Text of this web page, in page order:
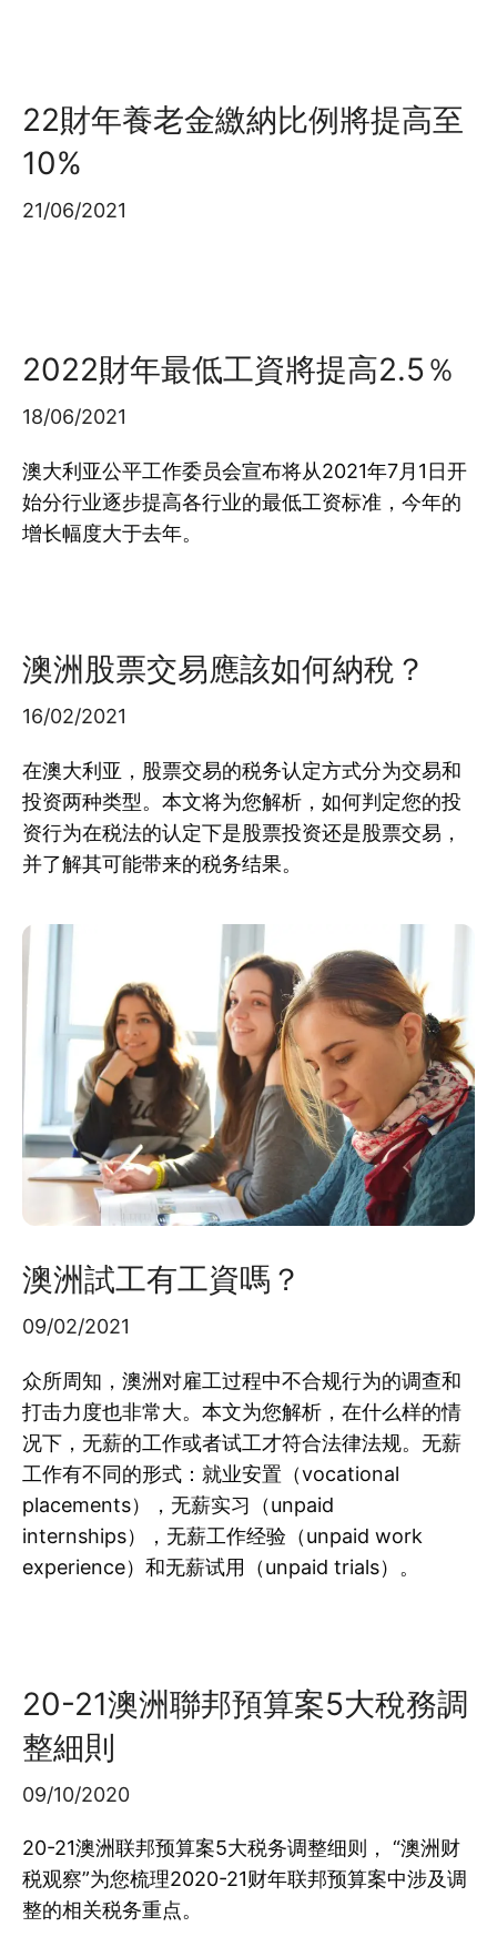
22財年養老金繳納比例將提高至
10%
21/06/2021
2022財年最低工資將提高2.5％
18/06/2021
澳大利亚公平工作委员会宣布将从2021年7月1日开
始分行业逐步提高各行业的最低工资标准，今年的
增长幅度大于去年。
澳洲股票交易應該如何納稅？
16/02/2021
在澳大利亚，股票交易的税务认定方式分为交易和
投资两种类型。本文将为您解析，如何判定您的投
资行为在税法的认定下是股票投资还是股票交易，
并了解其可能带来的税务结果。
澳洲試工有工資嗎？
09/02/2021
众所周知，澳洲对雇工过程中不合规行为的调查和
打击力度也非常大。本文为您解析，在什么样的情
况下，无薪的工作或者试工才符合法律法规。无薪
工作有不同的形式：就业安置（vocational
placements），无薪实习（unpaid
internships），无薪工作经验（unpaid work
experience）和无薪试用（unpaid trials）。
20-21澳洲聯邦預算案5大稅務調
整細則
09/10/2020
20-21澳洲联邦预算案5大税务调整细则， “澳洲财
税观察”为您梳理2020-21财年联邦预算案中涉及调
整的相关税务重点。